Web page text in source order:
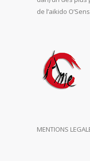
de l’aikido
MENTIONS